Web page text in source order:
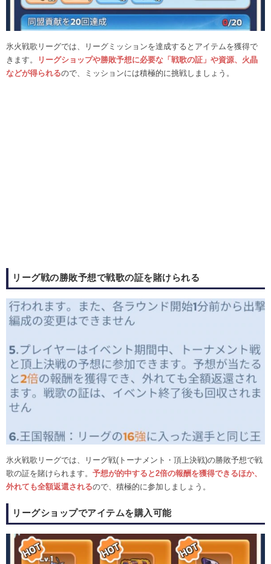
氷火戦歌リーグでは、リーグミッションを達成するとアイテムを獲得で
きます。
リーグショップや勝敗予想に必要な「戦歌の証」や資源、火晶
などが得られるので、ミッションには積極的に挑戦しましょう。
リーグ戦の勝敗予想で戦歌の証を賭けられる
氷火戦歌リーグでは、リーグ戦(トーナメント・頂上決戦)の勝敗予想で戦
歌の証を賭けられます。 予想が的中すると2倍の報酬を獲得できるほか、
外れても全額返還されるので、積極的に参加しましょう。
リーグショップでアイテムを購入可能